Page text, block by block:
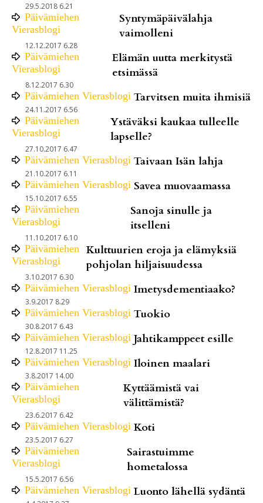
29.5.2018 6.21
Päivämiehen
Vierasblogi
Syntymäpäivälahja
vaimolleni
12.12.2017 6.28
Päivämiehen
Vierasblogi
Elämän uutta merkitystä
etsimässä
8.12.2017 6.30
Päivämiehen Vierasblogi Tarvitsen muita ihmisiä
24.11.2017 6.56
Päivämiehen
Vierasblogi
Ystäväksi kaukaa tulleelle
lapselle?
27.10.2017 6.47
Päivämiehen Vierasblogi Taivaan Isän lahja
21.10.2017 6.11
Päivämiehen Vierasblogi Savea muovaamassa
15.10.2017 6.55
Päivämiehen
Vierasblogi
Sanoja sinulle ja
itselleni
11.10.2017 6.10
Päivämiehen
Vierasblogi
Kulttuurien eroja ja elämyksiä
pohjolan hiljaisuudessa
3.10.2017 6.30
Päivämiehen Vierasblogi Imetysdementiaako?
3.9.2017 8.29
Päivämiehen Vierasblogi Tuokio
30.8.2017 6.43
Päivämiehen Vierasblogi Jahtikamppeet esille
12.8.2017 11.25
Päivämiehen Vierasblogi Iloinen maalari
3.8.2017 14.00
Päivämiehen
Vierasblogi
Kyttäämistä vai
välittämistä?
23.6.2017 6.42
Päivämiehen Vierasblogi Koti
23.5.2017 6.27
Päivämiehen
Vierasblogi
Sairastuimme
hometalossa
15.5.2017 6.56
Päivämiehen Vierasblogi Luonto lähellä sydäntä